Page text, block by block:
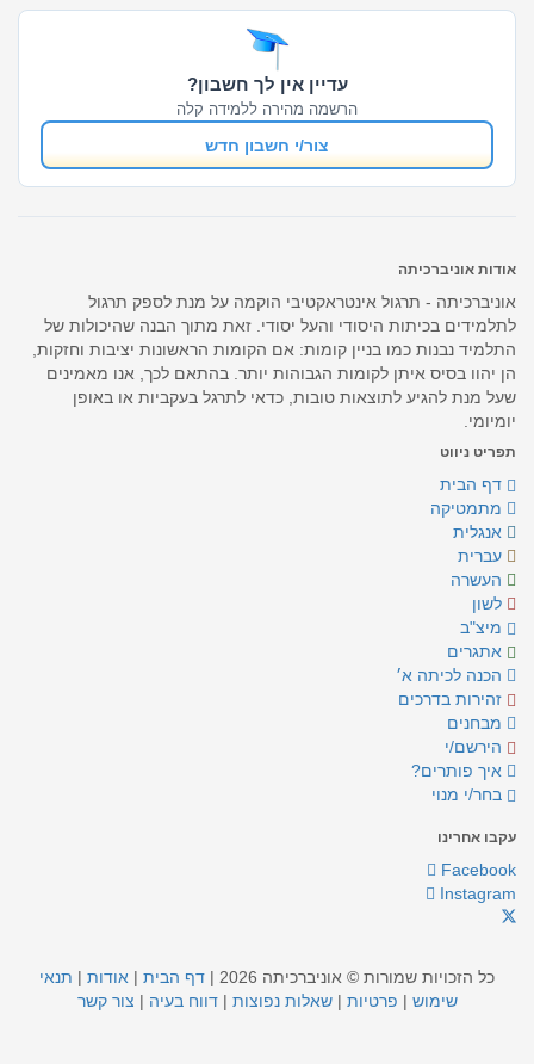
עדיין אין לך חשבון?
הרשמה מהירה ללמידה קלה
צור/י חשבון חדש
אודות אוניברכיתה
אוניברכיתה - תרגול אינטראקטיבי הוקמה על מנת לספק תרגול
לתלמידים בכיתות היסודי והעל יסודי. זאת מתוך הבנה שהיכולות של
התלמיד נבנות כמו בניין קומות: אם הקומות הראשונות יציבות וחזקות,
הן יהוו בסיס איתן לקומות הגבוהות יותר. בהתאם לכך, אנו מאמינים
שעל מנת להגיע לתוצאות טובות, כדאי לתרגל בעקביות או באופן
יומיומי.
תפריט ניווט
דף הבית
מתמטיקה
אנגלית
עברית
העשרה
לשון
מיצ"ב
אתגרים
הכנה לכיתה א׳
זהירות בדרכים
מבחנים
הירשם/י
איך פותרים?
בחר/י מנוי
עקבו אחרינו
Facebook
Instagram
כל הזכויות שמורות © אוניברכיתה 2026 | דף הבית | אודות | תנאי
שימוש | פרטיות |שאלות נפוצות |דווח בעיה | צור קשר